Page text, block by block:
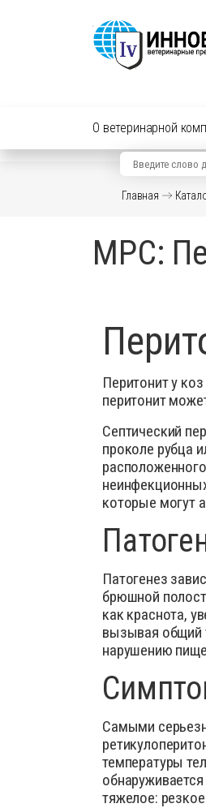
О ветеринарной
Вид
Препараты
Препараты
Препараты
Главная
МРС:
Перитонит у
перитонит
Септический
проколе рубца
которые могут
Патогенез
брюшной
как краснота,
вызывая общий
нарушению
Самыми
температуры
тяжелое: